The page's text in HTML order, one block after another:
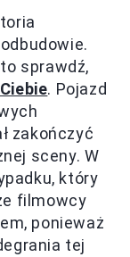
sprawdź,
. Pojazd
zakończyć
sceny. W
który
filmowcy
ponieważ
tej